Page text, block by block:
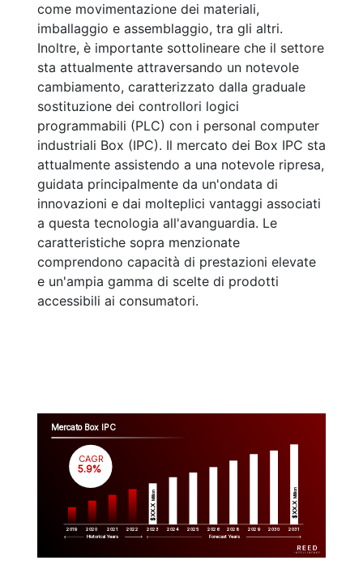
come movimentazione dei materiali,
imballaggio e assemblaggio, tra gli altri.
Inoltre, è importante sottolineare che il settore
sta attualmente attraversando un notevole
cambiamento, caratterizzato dalla graduale
sostituzione dei controllori logici
programmabili (PLC) con i personal computer
industriali Box (IPC). Il mercato dei Box IPC sta
attualmente assistendo a una notevole ripresa,
guidata principalmente da un'ondata di
innovazioni e dai molteplici vantaggi associati
a questa tecnologia all'avanguardia. Le
caratteristiche sopra menzionate
comprendono capacità di prestazioni elevate
e un'ampia gamma di scelte di prodotti
accessibili ai consumatori.
Mercato Box IPC
2019 2020 2021 2022 2023 2024 2025 2026 2028 2029 2030 2031
$XX.X
Million
$XX.X
Million
CAGR
5.9%
Historical Years Forecast Years